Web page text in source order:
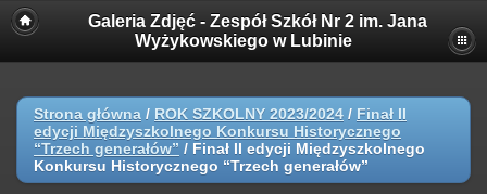
Galeria Zdjęć - Zespół Szkół Nr 2 im. Jana
Wyżykowskiego w Lubinie
Strona główna / ROK SZKOLNY 2023/2024 / Finał II
edycji Międzyszkolnego Konkursu Historycznego
“Trzech generałów” / Finał II edycji Międzyszkolnego
Konkursu Historycznego “Trzech generałów”